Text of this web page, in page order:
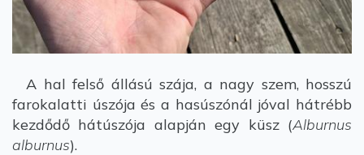
A hal felső állású szája, a nagy szem, hosszú
farokalatti úszója és a hasúszónál jóval hátrébb
kezdődő hátúszója alapján egy küsz (Alburnus
alburnus).